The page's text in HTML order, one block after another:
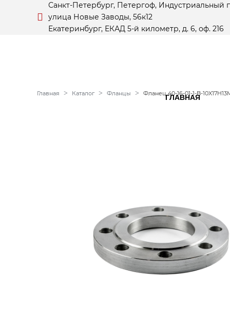
Санкт-Петербург, Петергоф, Индустриальный
улица Новые Заводы, 56к12
Екатеринбург, ЕКАД 5-й километр, д. 6, оф. 216
ГЛАВНАЯ
Главная Каталог Фланцы Фланец 40-16-01-1-B-